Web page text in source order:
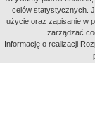
celów statystycznych.
użycie oraz zapisanie w
zarządzać
Informację o realizacji